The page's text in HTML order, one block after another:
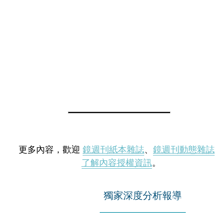
更多內容，歡迎 鏡週刊紙本雜誌、 鏡週刊動態雜誌
了解內容授權資訊。
獨家深度分析報導